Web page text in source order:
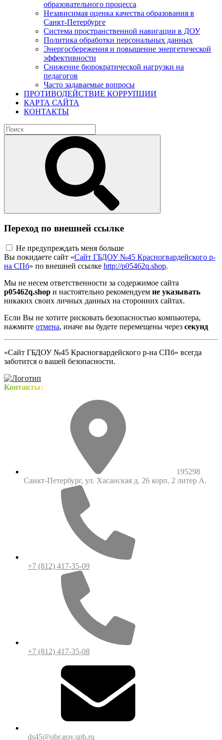
образовательного процесса
Независимая оценка качества образования в
Санкт-Петербурге
Система пространственной навигации в ДОУ
Политика обработки персональных данных
Энергосбережения и повышение энергетической
эффективности
Снижение бюрократической нагрузки на
педагогов
Часто задаваемые вопросы
ПРОТИВОДЕЙСТВИЕ КОРРУПЦИИ
КАРТА САЙТА
КОНТАКТЫ
Переход по внешней ссылке
Не предупреждать меня больше
Вы покидаете сайт «Сайт ГБДОУ №45 Красногвардейского р-
на СПб» по внешней ссылке http://p05462q.shop.
Мы не несем ответственности за содержимое сайта
p05462q.shop и настоятельно рекомендуем не указывать
никаких своих личных данных на сторонних сайтах.
Если Вы не хотите рисковать безопасностью компьютера,
нажмите отмена, иначе вы будете перемещены через секунд
«Сайт ГБДОУ №45 Красногвардейского р-на СПб» всегда
заботится о вашей безопасности.
Контакты:
195298
Санкт-Петербург, ул. Хасанская д. 26 корп. 2 литер А.
+7 (812) 417-35-09
+7 (812) 417-35-08
ds45@obr.gov.spb.ru